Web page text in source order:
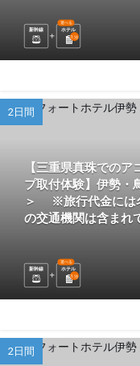
新幹線 ホテル
選べる
1 泊
2日間
【三重県真珠での
プ取付体験】伊勢
＞ ※旅行代金には
の交通機関は含まれ
新幹線 ホテル
選べる
1 泊
2日間